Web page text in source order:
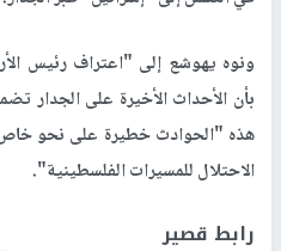
ونوه يهوشع إلى "اعتراف رئيس
بأن الأحداث الأخيرة على الجدار
هذه "الحوادث خطيرة على نحو
الاحتلال للمسيرات الفلسطينية".
رابط قصير